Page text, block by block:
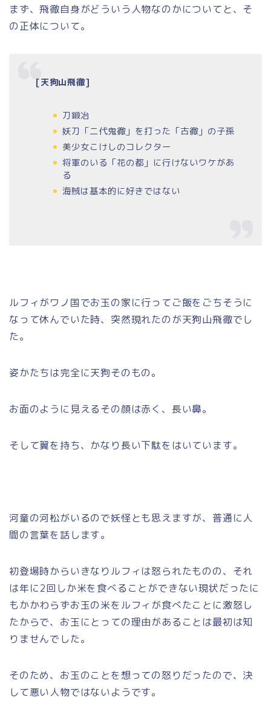
まず、飛徹自身がどういう人物なのかについてと、そ
の正体について。
[天狗山飛徹]
刀鍛冶
妖刀「二代鬼徹」を打った「古徹」の子孫
美少女こけしのコレクター
将軍のいる「花の都」に行けないワケがあ
る
海賊は基本的に好きではない
ルフィがワノ国でお玉の家に行ってご飯をごちそうに
なって休んでいた時、突然現れたのが天狗山飛徹でし
た。
姿かたちは完全に天狗そのもの。
お面のように見えるその顔は赤く、長い鼻。
そして翼を持ち、かなり長い下駄をはいています。
河童の河松がいるので妖怪とも思えますが、普通に人
間の言葉を話します。
初登場時からいきなりルフィは怒られたものの、それ
は年に2回しか米を食べることができない現状だったに
もかかわらずお玉の米をルフィが食べたことに激怒し
たからで、お玉にとっての理由があることは最初は知
りませんでした。
そのため、お玉のことを想っての怒りだったので、決
して悪い人物ではないようです。